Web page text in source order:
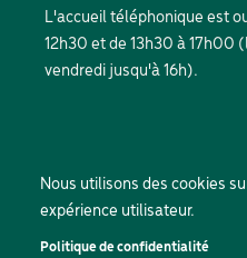
Nous utilisons des cookies
expérience utilisateur.
Politique de confidentialité
L'accueil téléphonique est
12h30 et de 13h30 à 17h00
vendredi jusqu'à 16h).